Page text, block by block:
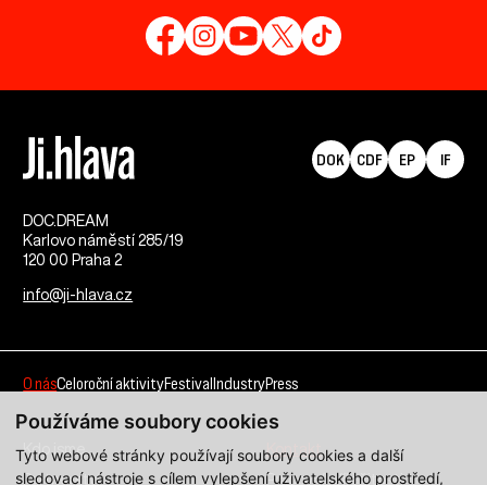
Používáme soubory cookies
Tyto webové stránky používají soubory cookies a další
sledovací nástroje s cílem vylepšení uživatelského prostředí,
DOC.DREAM​
Karlovo náměstí 285/19
120 00 Praha 2
info@ji-hlava.cz
DOK CDF EP IF
O násCeloroční aktivityFestival IndustryPress
Kdo jsme
Kontakt
Partnerství
Pracovní příležitosti